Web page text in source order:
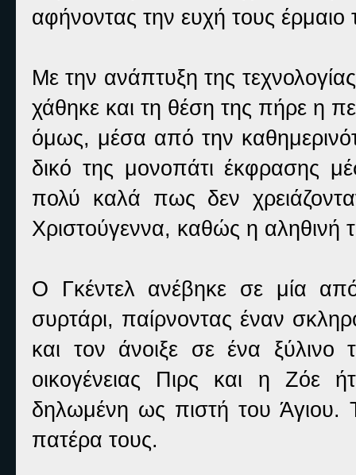
αφήνοντας την ευχή τους έρμαιο
Με την ανάπτυξη της
χάθηκε και τη θέση της πήρε η
όμως, μέσα από την
δικό της μονοπάτι έκφρασης
πολύ καλά πως δεν
Χριστούγεννα, καθώς η αληθινή
Ο Γκέντελ ανέβηκε σε μία
συρτάρι, παίρνοντας έναν
και τον άνοιξε σε ένα ξύλινο
οικογένειας Πιρς και η Ζόε
δηλωμένη ως πιστή του Άγιου.
πατέρα τους.